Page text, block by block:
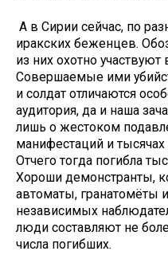
А в Сирии сейчас, по
иракских беженцев.
из них охотно
Совершаемые ими
и солдат отличаются
аудитория, да и наша
лишь о жестоком
манифестаций и
Отчего тогда погибла
Хороши демонстранты,
автоматы, гранатомёты
независимых
люди составляют не
числа погибших.